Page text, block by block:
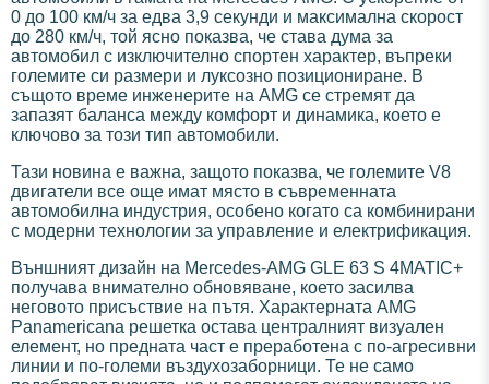
0 до 100 км/ч за едва 3,9 секунди и максимална скорост
до 280 км/ч, той ясно показва, че става дума за
автомобил с изключително спортен характер, въпреки
големите си размери и луксозно позициониране. В
същото време инженерите на AMG се стремят да
запазят баланса между комфорт и динамика, което е
ключово за този тип автомобили.
Тази новина е важна, защото показва, че големите V8
двигатели все още имат място в съвременната
автомобилна индустрия, особено когато са комбинирани
с модерни технологии за управление и електрификация.
Външният дизайн на Mercedes-AMG GLE 63 S 4MATIC+
получава внимателно обновяване, което засилва
неговото присъствие на пътя. Характерната AMG
Panamericana решетка остава централният визуален
елемент, но предната част е преработена с по-агресивни
линии и по-големи въздухозаборници. Те не само